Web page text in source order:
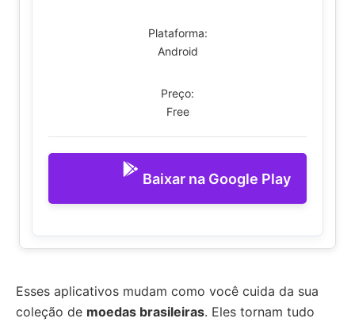
Plataforma:
Android
Preço:
Free
Baixar na Google Play
Esses aplicativos mudam como você cuida da sua
coleção de moedas brasileiras. Eles tornam tudo